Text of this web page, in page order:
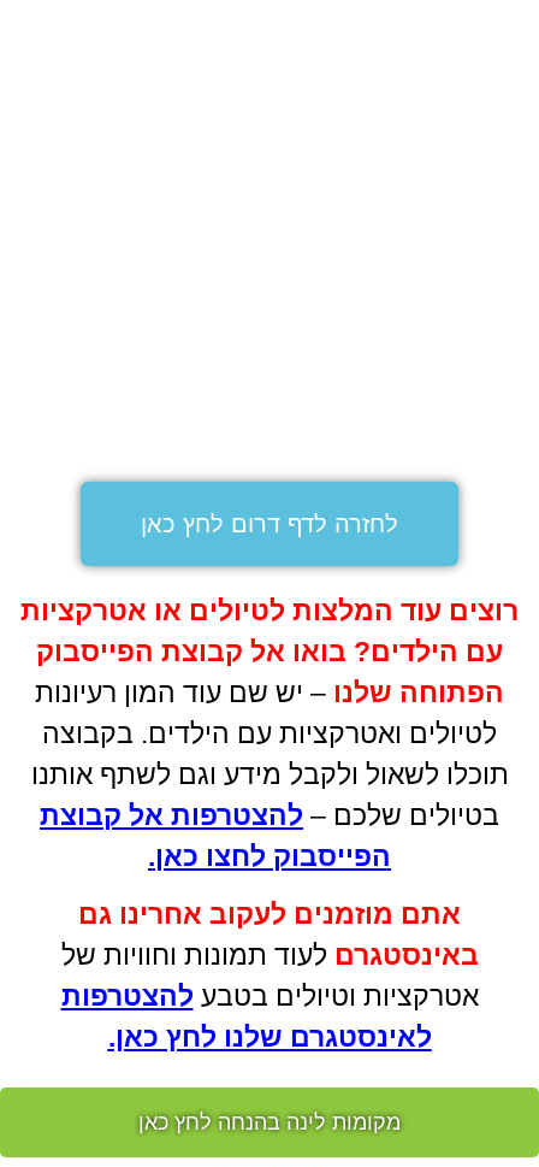
לחזרה לדף דרום לחץ כאן
רוצים עוד המלצות לטיולים או אטרקציות
עם הילדים? בואו אל קבוצת הפייסבוק
הפתוחה שלנו – יש שם עוד המון רעיונות
לטיולים ואטרקציות עם הילדים. בקבוצה
תוכלו לשאול ולקבל מידע וגם לשתף אותנו
בטיולים שלכם – להצטרפות אל קבוצת
הפייסבוק לחצו כאן.
אתם מוזמנים לעקוב אחרינו גם
באינסטגרם לעוד תמונות וחוויות של
אטרקציות וטיולים בטבע להצטרפות
לאינסטגרם שלנו לחץ כאן.
מקומות לינה בהנחה לחץ כאן